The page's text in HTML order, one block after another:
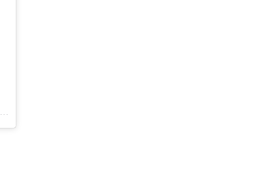
PASCAL MARIE DESMARAIS マリエさん(@pascalmariedesmarais)がシェアした投稿 -
2017 8月 28 12:5